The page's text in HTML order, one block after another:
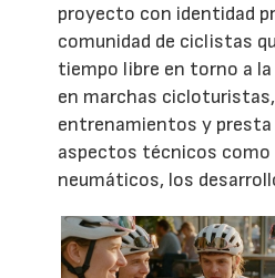
proyecto con identidad
comunidad de ciclistas
tiempo libre en torno a
en marchas
entrenamientos y
aspectos técnicos como
neumáticos, los